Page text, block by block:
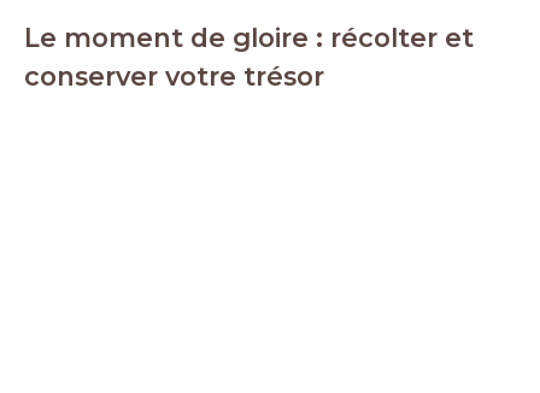
Le moment de gloire : récolter et
conserver votre trésor